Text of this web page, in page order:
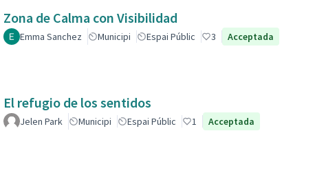
Zona de Calma con Visibilidad
Emma Sanchez Municipi Espai Públic 3 Acceptada
El refugio de los sentidos
Jelen Park Municipi Espai Públic 1 Acceptada